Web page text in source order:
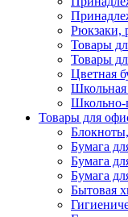
Рюкзаки,
Товары
Товары
Цветная
Школьная
Школьно-
Товары для
Бумага
Бумага
Бумага
Бытовая